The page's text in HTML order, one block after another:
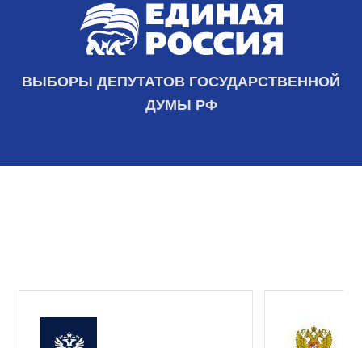
ВЫБОРЫ ДЕПУТАТОВ ГОСУДАРСТВЕННОЙ
ДУМЫ РФ